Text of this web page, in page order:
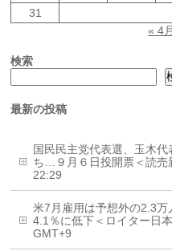
31
« 4月
検索
最新の投稿
国民民主党代表選、玉木
ち…９月６日投開票＜読売
22:29
米7月雇用は予想外の2.3
4.1％に低下＜ロイター日
GMT+9